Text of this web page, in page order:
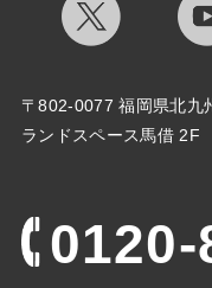
〒802-0077 福岡県北九
ランドスペース馬借 2F
0120-